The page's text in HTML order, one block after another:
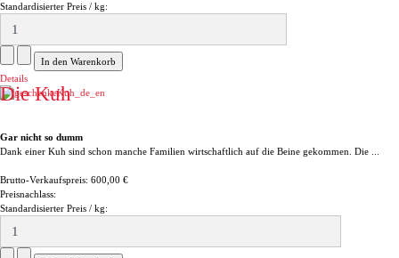
Standardisierter Preis / kg:
Details
Die Kuh
Gar nicht so dumm
Dank einer Kuh sind schon manche Familien wirtschaftlich auf die Beine gekommen. Die ...
Brutto-Verkaufspreis: 600,00 €
Preisnachlass:
Standardisierter Preis / kg: